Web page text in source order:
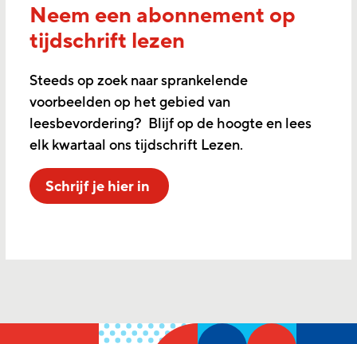
Neem een abonnement op
tijdschrift lezen
Steeds op zoek naar sprankelende
voorbeelden op het gebied van
leesbevordering? Blijf op de hoogte en lees
elk kwartaal ons tijdschrift Lezen.
Schrijf je hier in